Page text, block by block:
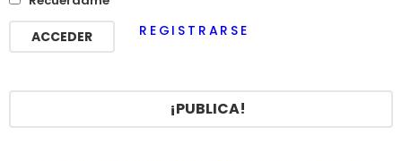
REGISTRARSE
¡PUBLICA!